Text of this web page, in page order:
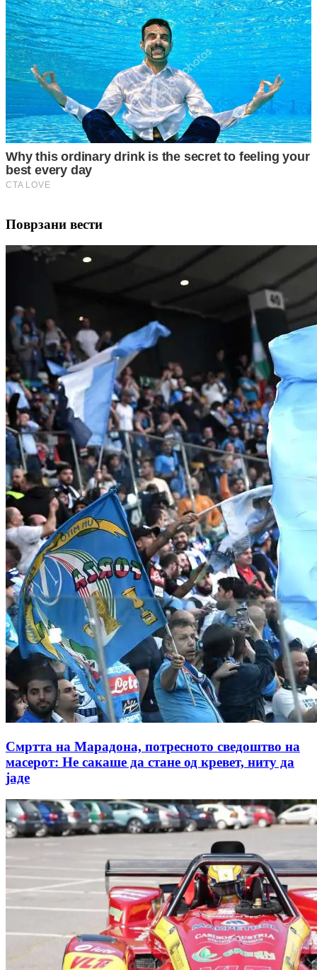
Поврзани вести
Смртта на Марадона, потресното сведоштво на
масерот: Не сакаше да стане од кревет, ниту да
јаде